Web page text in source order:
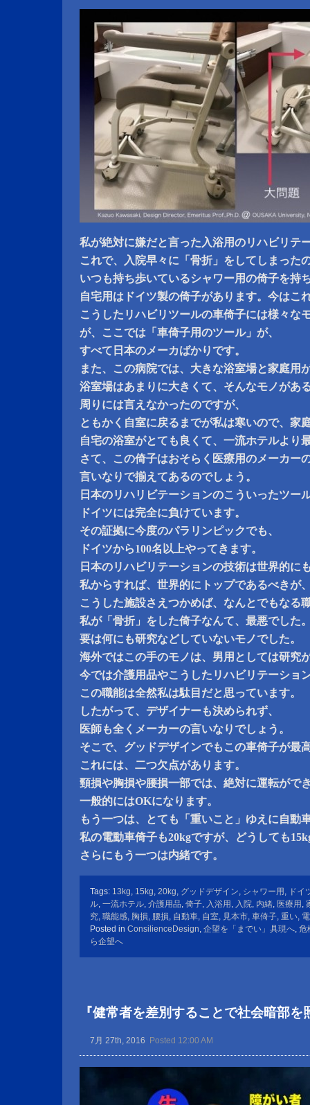
私が絶対に嫌だと言った入浴用のリハビリテ
これで、入院早々に「骨折」をしてしまった
いつも持ち歩いているシャワー用の倚子を持
自宅用はドイツ製の倚子があります。今はこ
こうしたリハビリツールの車倚子には様々な
が、ここでは「車倚子用のツール」が、
すべて日本のメーカばかりです。
また、この病院では、大きな浴室場と家庭用
浴室場はあまりに大きくて、そんなモノがあ
周りには言えなかったのですが、
ともかく自室に戻るまでが私は寒いので、家
自宅の浴室がとても良くて、一流ホテルより
さて、この倚子はおそらく医療用のメーカー
言いなりで揃えてあるのでしょう。
日本のリハリビテーションのこういったツー
ドイツには完全に負けています。
その証拠に今度のパラリンピックでも、
ドイツから100名以上やってきます。
日本のリハビリテーションの技術は世界的に
私からすれば、世界的にトップであるべきが
こうした施設さえつかめば、なんとでもなる
私が「骨折」をした倚子なんて、最悪でした
要は何にも研究などしていないモノでした。
海外ではこの手のモノは、男用としては研究
今では介護用品やこうしたリハビリテーショ
この職能は全然私は駄目だと思っています。
したがって、デザイナーも決められず、
医師も全くメーカーの言いなりでしょう。
そこで、グッドデザインでもこの車倚子が最
これには、二つ欠点があります。
頸損や胸損や腰損一部では、絶対に運転がで
一般的にはOKになります。
もう一つは、とても「重いこと」ゆえに自動
私の電動車倚子も20kgですが、どうしても
さらにもう一つは内緒です。
Tags: 13kg, 15kg, 20kg, グッドデザイン, シャワー用 , ドイ
ル, 一流ホテル, 介護用品, 倚子, 入浴用 , 入院, 内緒, 医療用 ,
究, 職能感, 胸損, 腰損, 自動車, 自室, 見本市, 車倚子, 重い,
Posted in ConsilienceDesign, 企望を「までい」具現へ, 危
ら企望へ
『健常者を差別することで社会暗部を
7月 27th, 2016 Posted 12:00 AM